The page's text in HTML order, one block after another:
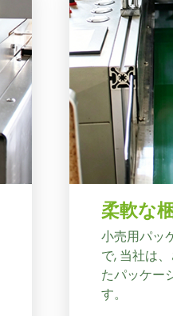
柔軟な
小売用パッ
で, 当社は
たパッケー
す。